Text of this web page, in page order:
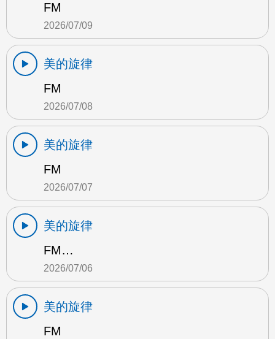
FM
2026/07/09
美的旋律
FM
2026/07/08
美的旋律
FM
2026/07/07
美的旋律
FM…
2026/07/06
美的旋律
FM